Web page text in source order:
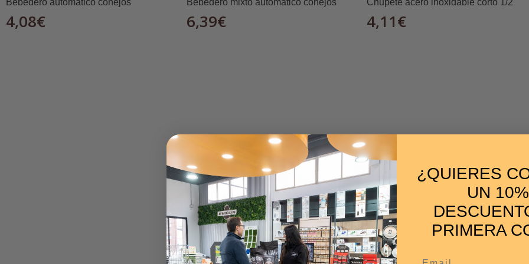
Apto tanto para explotaciones profesionales como para uso doméstico.
Limpia con regularidad para evitar acumulación de restos y mantener la higiene del alimento.
4,08€ 6,39€ 4,11€
¿QUIERES
UN
PRIMERA